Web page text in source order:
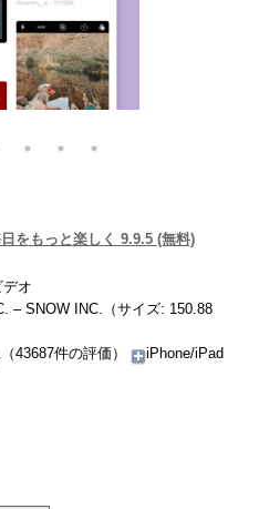
をもっと楽しく 9.9.5 (無料)
オ
– SNOW INC.（サイズ: 150.88
（43687件の評価）
iPhone/iPad